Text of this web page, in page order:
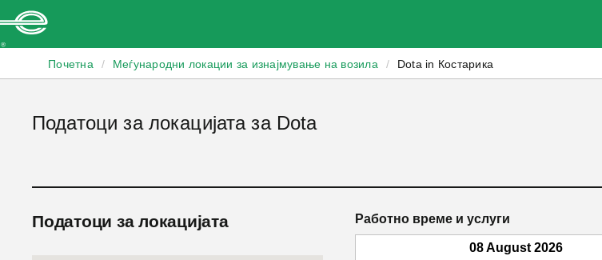
Почетна / Меѓународни локации за изнајмување на возила / Dota in Костарика
Податоци за локацијата за Dota
Податоци за локацијата Работно време и услуги
08 August 2026